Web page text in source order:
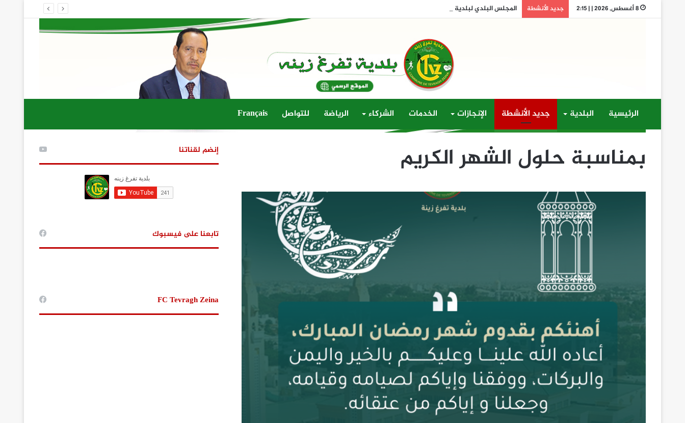
جديد الأنشطة المجلس البلدي لبلدية تفرغ زينة يعقد دورته الثالثة العادية لسنة 2026
الرئيسية البلدية جديد الأنشطة الإنجازات الخدمات الشركاء الرياضة للتواصل Français
بمناسبة حلول الشهر الكريم إنضم لقناتنا
تابعنا على فيسبوك
FC Tevragh Zeina